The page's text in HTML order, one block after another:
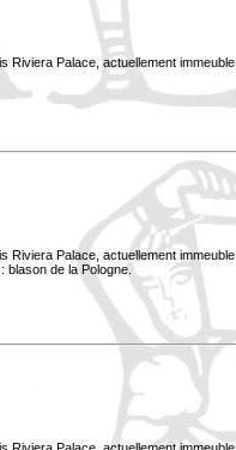
Riviera Palace, actuellement immeuble
Riviera Palace, actuellement immeuble
blason de la Pologne.